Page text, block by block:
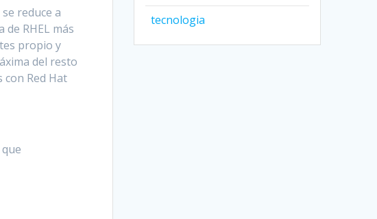
reduce a
RHEL más
propio y
del resto
Red Hat
tecnologia